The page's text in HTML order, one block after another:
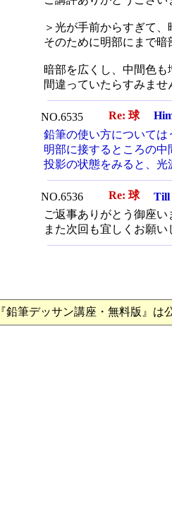
＞光が手前からすぎて、
そのために明部にまで暗
暗部を広くし、中間色
間違っていたらすみませ
NO.6535 Re: 球
鉛筆の使い方については
明部に接するところの中
投影の状態をみると、光
NO.6536 Re: 球 Till
ご返事ありがとう御座い
また次回も宜しくお願い
『鉛筆デッサン講座・無料版』